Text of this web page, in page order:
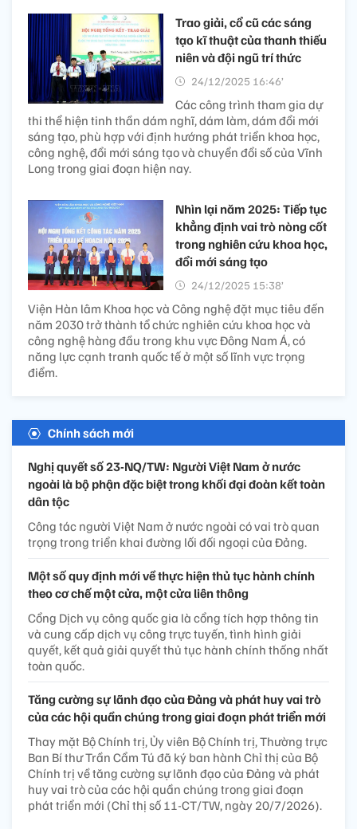
Trao giải, cổ cũ các sáng
tạo kĩ thuật của thanh thiếu
niên và đội ngũ trí thức
24/12/2025 16:46’
Các công trình tham gia dự
thi thể hiện tinh thần dám nghĩ, dám làm, dám đổi mới
sáng tạo, phù hợp với định hướng phát triển khoa học,
công nghệ, đổi mới sáng tạo và chuyển đổi số của Vĩnh
Long trong giai đoạn hiện nay.
Nhìn lại năm 2025: Tiếp tục
khẳng định vai trò nòng cốt
trong nghiên cứu khoa học,
đổi mới sáng tạo
24/12/2025 15:38’
Viện Hàn lâm Khoa học và Công nghệ đặt mục tiêu đến
năm 2030 trở thành tổ chức nghiên cứu khoa học và
công nghệ hàng đầu trong khu vực Đông Nam Á, có
năng lực cạnh tranh quốc tế ở một số lĩnh vực trọng
điểm.
Chính sách mới
Nghị quyết số 23-NQ/TW: Người Việt Nam ở nước
ngoài là bộ phận đặc biệt trong khối đại đoàn kết toàn
dân tộc
Công tác người Việt Nam ở nước ngoài có vai trò quan
trọng trong triển khai đường lối đối ngoại của Đảng.
Một số quy định mới về thực hiện thủ tục hành chính
theo cơ chế một cửa, một cửa liên thông
Cổng Dịch vụ công quốc gia là cổng tích hợp thông tin
và cung cấp dịch vụ công trực tuyến, tình hình giải
quyết, kết quả giải quyết thủ tục hành chính thống nhất
toàn quốc.
Tăng cường sự lãnh đạo của Đảng và phát huy vai trò
của các hội quần chúng trong giai đoạn phát triển mới
Thay mặt Bộ Chính trị, Ủy viên Bộ Chính trị, Thường trực
Ban Bí thư Trần Cẩm Tú đã ký ban hành Chỉ thị của Bộ
Chính trị về tăng cường sự lãnh đạo của Đảng và phát
huy vai trò của các hội quần chúng trong giai đoạn
phát triển mới (Chỉ thị số 11-CT/TW, ngày 20/7/2026).